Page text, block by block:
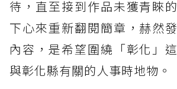
待，直至接到作品未獲青睞
下心來重新翻閱簡章，赫然
內容，是希望圍繞「彰化」
與彰化縣有關的人事時地物。